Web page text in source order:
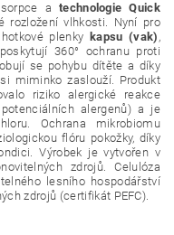
a technologie Quick
rozložení vlhkosti. Nyní pro
plenky kapsu (vak) ,
360° ochranu proti
se pohybu dítěte a díky
miminko zaslouží. Produkt
riziko alergické reakce
alergenů) a je
Ochrana mikrobiomu
flóru pokožky, díky
Výrobek je vytvořen v
zdrojů. Celulóza
lesního hospodářství
zdrojů (certifikát PEFC).